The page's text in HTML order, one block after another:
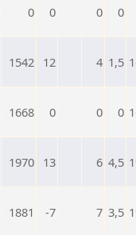
0 0 0 0
1542 12 4 1,5
1668 0 0 0
1970 13 6 4,5
1881 -7 7 3,5